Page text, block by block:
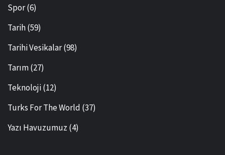
Spor(6)
Tarih(59)
Tarihi Vesikalar(98)
Tarım(27)
Teknoloji(12)
Turks For The World (37)
Yazı Havuzumuz (4)